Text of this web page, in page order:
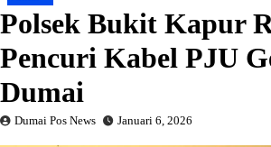
Polsek Bukit Kapur
Pencuri Kabel PJU
Dumai
Dumai Pos News Januari 6, 2026